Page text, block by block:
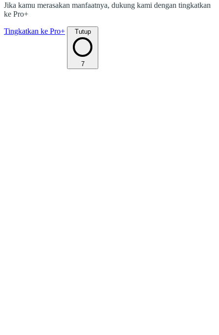
Jika kamu merasakan manfaatnya, dukung kami dengan tingkatkan
ke Pro+
Tingkatkan ke Pro+ Tutup
7